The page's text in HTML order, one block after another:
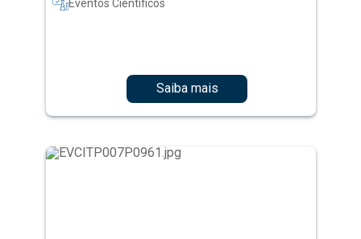
Eventos Científicos
Saiba mais